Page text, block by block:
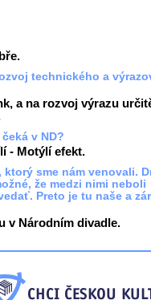
technického a
a na rozvoj výrazu
v ND?
- Motýlí efekt.
ktorý sme nám venovali.
že medzi nimi neboli
Preto je tu naše a
v Národním divadle.